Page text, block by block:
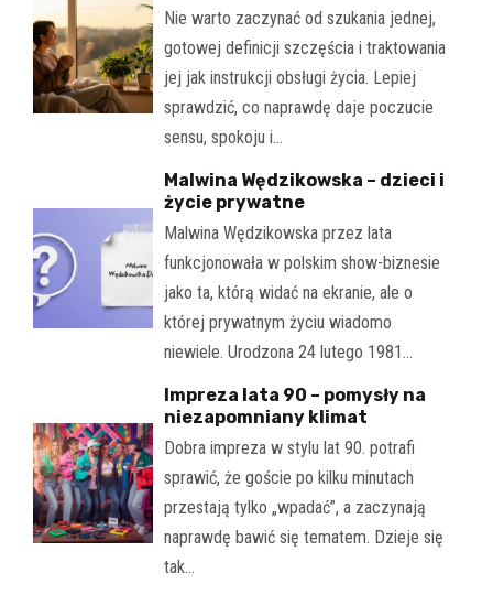
Nie warto zaczynać od szukania jednej,
gotowej definicji szczęścia i traktowania
jej jak instrukcji obsługi życia. Lepiej
sprawdzić, co naprawdę daje poczucie
sensu, spokoju i…
Malwina Wędzikowska – dzieci i
życie prywatne
Malwina Wędzikowska przez lata
funkcjonowała w polskim show-biznesie
jako ta, którą widać na ekranie, ale o
której prywatnym życiu wiadomo
niewiele. Urodzona 24 lutego 1981…
Impreza lata 90 – pomysły na
niezapomniany klimat
Dobra impreza w stylu lat 90. potrafi
sprawić, że goście po kilku minutach
przestają tylko „wpadać”, a zaczynają
naprawdę bawić się tematem. Dzieje się
tak…